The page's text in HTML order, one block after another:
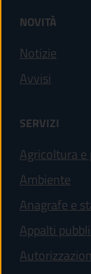
NOVITÀ
Notizie
Avvisi
SERVIZI
Agricoltura e
Ambiente
Anagrafe e
Appalti